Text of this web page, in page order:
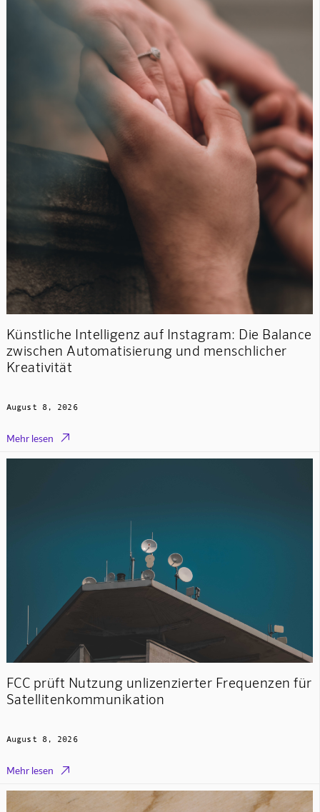
Künstliche Intelligenz auf Instagram: Die Balance
zwischen Automatisierung und menschlicher
Kreativität
August 8, 2026
Mehr lesen 
FCC prüft Nutzung unlizenzierter Frequenzen für
Satellitenkommunikation
August 8, 2026
Mehr lesen 